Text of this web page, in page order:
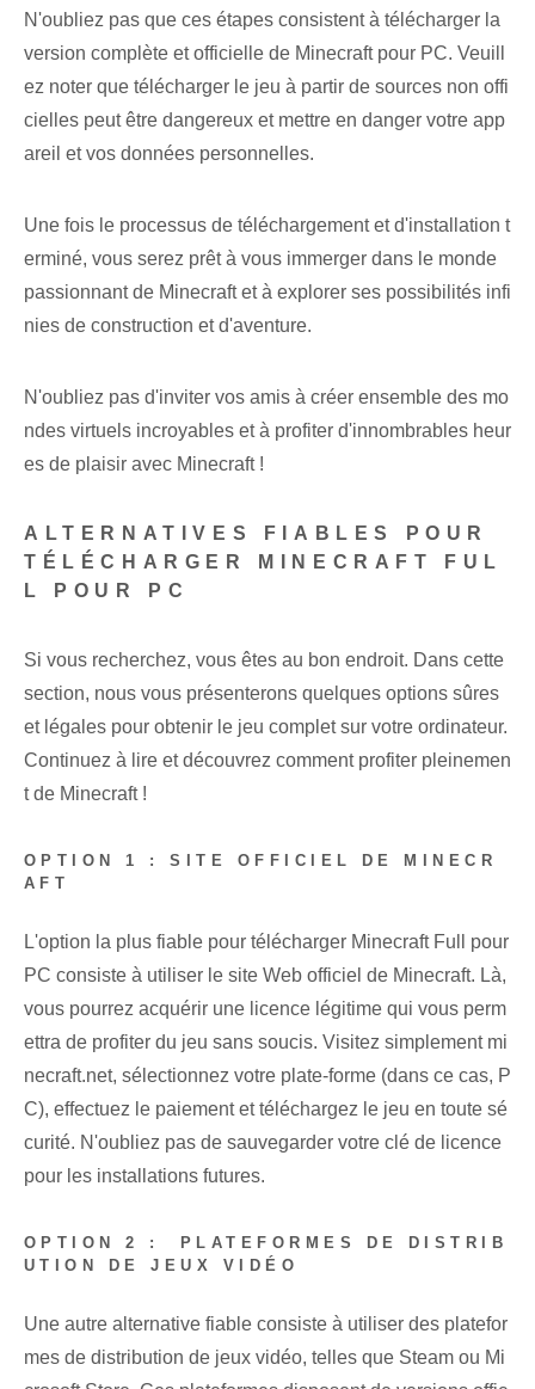
N'oubliez pas que ces étapes consistent à télécharger la
version complète et officielle de Minecraft pour PC. Veuill
ez noter que télécharger⁤ le jeu à partir de sources non offi
cielles peut être dangereux et mettre en danger votre app
areil et⁢ vos⁣ données personnelles.
Une fois le processus de téléchargement et d'installation t
erminé, vous serez prêt à vous immerger dans le monde
passionnant de Minecraft et à explorer ses possibilités infi
nies de construction et d'aventure.
N'oubliez pas d'inviter vos amis à créer ensemble des mo
ndes virtuels incroyables et à profiter d'innombrables heur
es de plaisir avec Minecraft !
ALTERNATIVES FIABLES POUR
TÉLÉCHARGER MINECRAFT FUL
L POUR PC
Si vous recherchez, vous êtes au bon endroit. Dans cette
section, nous vous présenterons quelques options sûres
et légales pour obtenir le jeu complet sur votre ordinateur.
Continuez à lire et découvrez comment profiter pleinemen
t de Minecraft !
OPTION 1 : SITE OFFICIEL DE MINECR
AFT
L'option la plus fiable pour télécharger Minecraft Full pour
PC consiste à utiliser le site Web officiel de Minecraft. Là,
vous pourrez acquérir une licence légitime qui vous perm
ettra de profiter du jeu sans soucis. Visitez simplement mi
necraft.net, sélectionnez votre plate-forme (dans ce cas, P
C), effectuez le paiement et téléchargez le jeu en toute sé
curité. N'oubliez pas de sauvegarder votre clé de licence
pour les installations futures.
OPTION 2 : ‌ PLATEFORMES DE DISTRIB
UTION DE JEUX VIDÉO⁢
Une autre alternative fiable consiste à utiliser des platefor
mes de distribution de jeux vidéo, telles que Steam ou Mi